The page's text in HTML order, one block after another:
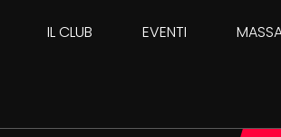
IL CLUB EVENTI